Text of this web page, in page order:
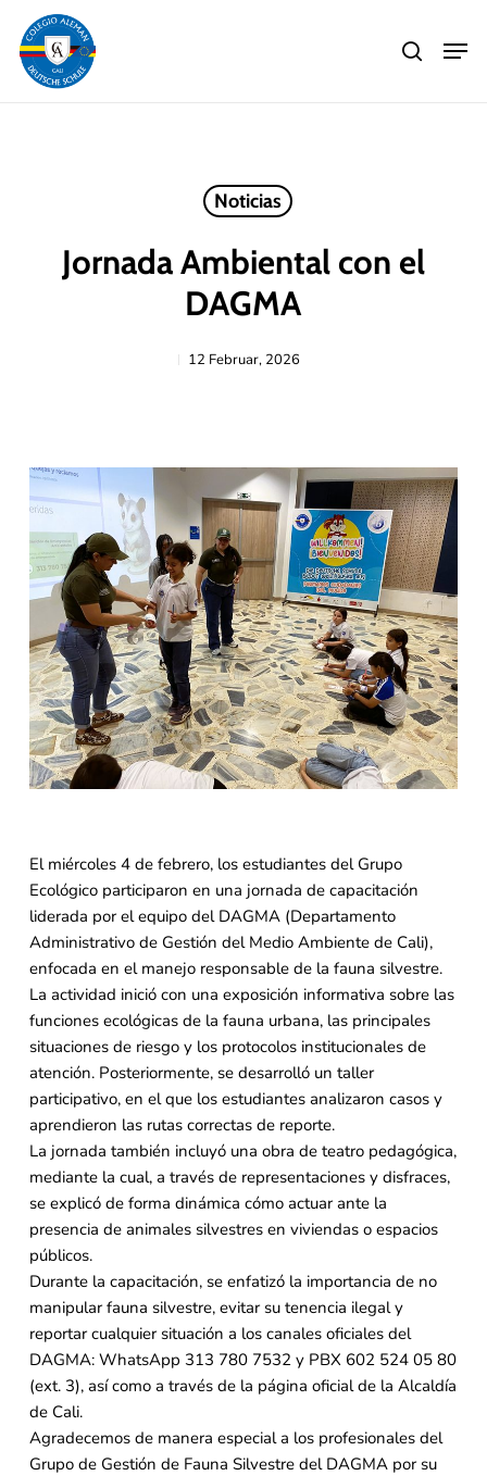
main
content
search
Noticias
Jornada Ambiental con el
DAGMA
12 Februar, 2026
El miércoles 4 de febrero, los estudiantes del Grupo
Ecológico participaron en una jornada de capacitación
liderada por el equipo del DAGMA (Departamento
Administrativo de Gestión del Medio Ambiente de Cali),
enfocada en el manejo responsable de la fauna silvestre.
La actividad inició con una exposición informativa sobre las
funciones ecológicas de la fauna urbana, las principales
situaciones de riesgo y los protocolos institucionales de
atención. Posteriormente, se desarrolló un taller
participativo, en el que los estudiantes analizaron casos y
aprendieron las rutas correctas de reporte.
La jornada también incluyó una obra de teatro pedagógica,
mediante la cual, a través de representaciones y disfraces,
se explicó de forma dinámica cómo actuar ante la
presencia de animales silvestres en viviendas o espacios
públicos.
Durante la capacitación, se enfatizó la importancia de no
manipular fauna silvestre, evitar su tenencia ilegal y
reportar cualquier situación a los canales oficiales del
DAGMA: WhatsApp 313 780 7532 y PBX 602 524 05 80
(ext. 3), así como a través de la página oficial de la Alcaldía
de Cali.
Agradecemos de manera especial a los profesionales del
Grupo de Gestión de Fauna Silvestre del DAGMA por su